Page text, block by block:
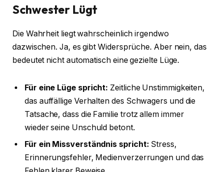
Schwester Lügt
Die Wahrheit liegt wahrscheinlich irgendwo
dazwischen. Ja, es gibt Widersprüche. Aber nein, das
bedeutet nicht automatisch eine gezielte Lüge.
Für eine Lüge spricht: Zeitliche Unstimmigkeiten,
das auffällige Verhalten des Schwagers und die
Tatsache, dass die Familie trotz allem immer
wieder seine Unschuld betont.
Für ein Missverständnis spricht: Stress,
Erinnerungsfehler, Medienverzerrungen und das